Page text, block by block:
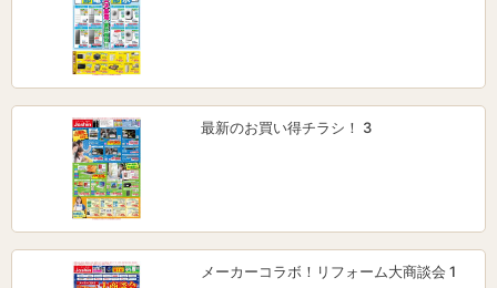
最新のお買い得チラシ！ 3
メーカーコラボ！リフォーム大商談会 1